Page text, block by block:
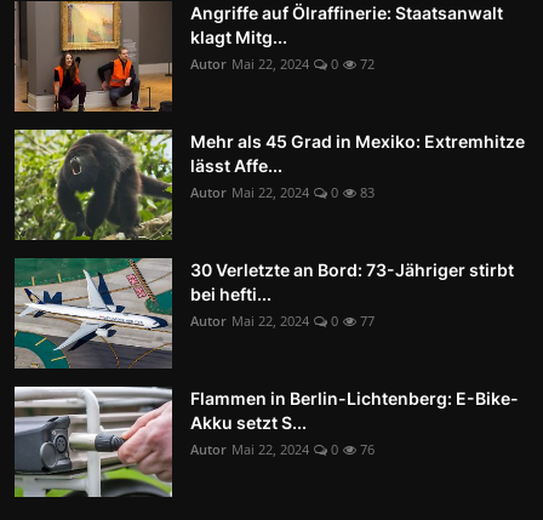
Angriffe auf Ölraffinerie: Staatsanwalt
klagt Mitg...
Autor Mai 22, 2024 0 72
Mehr als 45 Grad in Mexiko: Extremhitze
lässt Affe...
Autor Mai 22, 2024 0 83
30 Verletzte an Bord: 73-Jähriger stirbt
bei hefti...
Autor Mai 22, 2024 0 77
Flammen in Berlin-Lichtenberg: E-Bike-
Akku setzt S...
Autor Mai 22, 2024 0 76